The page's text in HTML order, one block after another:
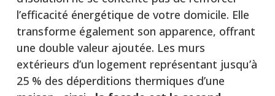
l’efficacité énergétique de votre domicile. Elle
transforme également son apparence, offrant
une double valeur ajoutée. Les murs
extérieurs d’un logement représentant jusqu’à
25 % des déperditions thermiques d’une